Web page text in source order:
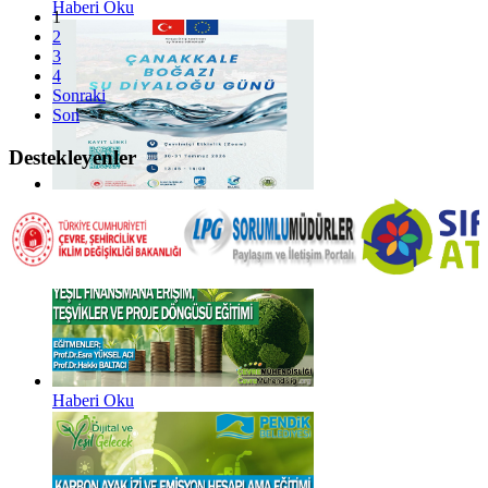
Haberi Oku
Haberi Oku
1
2
3
4
Sonraki
Son
Destekleyenler